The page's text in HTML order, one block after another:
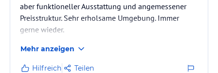
aber funktioneller Ausstattung und angemessener
Preisstruktur. Sehr erholsame Umgebung. Immer
gerne wieder.
Mehr anzeigen
Hilfreich Teilen